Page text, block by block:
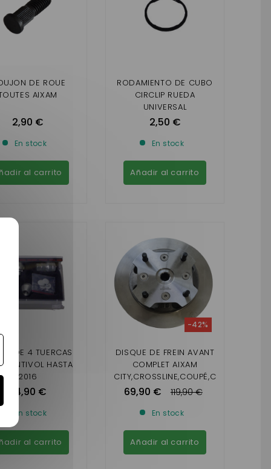
DE ROUE
AIXAM
2,90 €
En stock
al carrito
RODAMIENTO DE CUBO
CIRCLIP RUEDA
UNIVERSAL
2,50 €
En stock
Añadir al carrito
DE 4 TUERCAS
ANTIVOL HASTA
2016
34,90 €
En stock
al carrito
DISQUE DE FREIN AVANT
COMPLET AIXAM
CITY,CROSSLINE,COUPÉ,C
ROSSOVER,GTO (GAMME
ION,EMOTION)MINAUTO
69,90 €
-42%
119,90 €
En stock
Añadir al carrito